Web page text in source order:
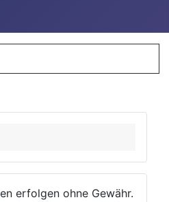
erfolgen ohne Gewähr.